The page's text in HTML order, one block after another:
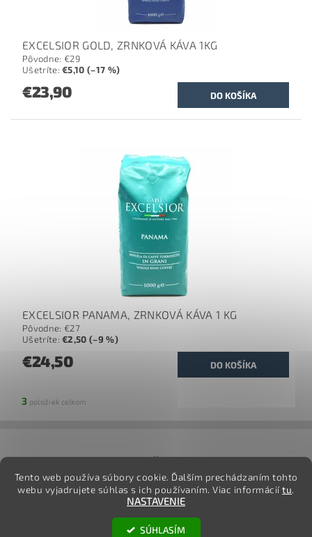
EXCELSIOR GOLD, ZRNKOVÁ KÁVA 1KG
Pôvodne: €29
Ušetríte:€5,10 (–17 %)
€23,90
EXCELSIOR PANAMA, ZRNKOVÁ KÁVA 1 KG
Pôvodne: €27
Ušetríte:€2,50 (–9 %)
€24,50
3 položiek celkom
jj
Tento web používa súbory cookie. Ďalším prechádzaním tohto
webu vyjadrujete súhlas s ich používaním. Viac informáciítu.
NASTAVENIE
SÚHLASÍM